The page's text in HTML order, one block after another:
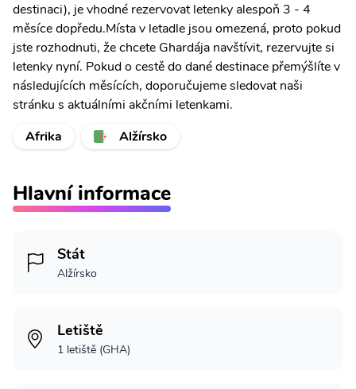
destinaci), je vhodné rezervovat letenky alespoň 3 - 4
měsíce dopředu.Místa v letadle jsou omezená, proto pokud
jste rozhodnuti, že chcete Ghardája navštívit, rezervujte si
letenky nyní. Pokud o cestě do dané destinace přemýšlíte v
následujících měsících, doporučujeme sledovat naši
stránku s aktuálními akčními letenkami.
Afrika
Alžírsko
Hlavní informace
Stát
Alžírsko
Letiště
1 letiště (GHA)